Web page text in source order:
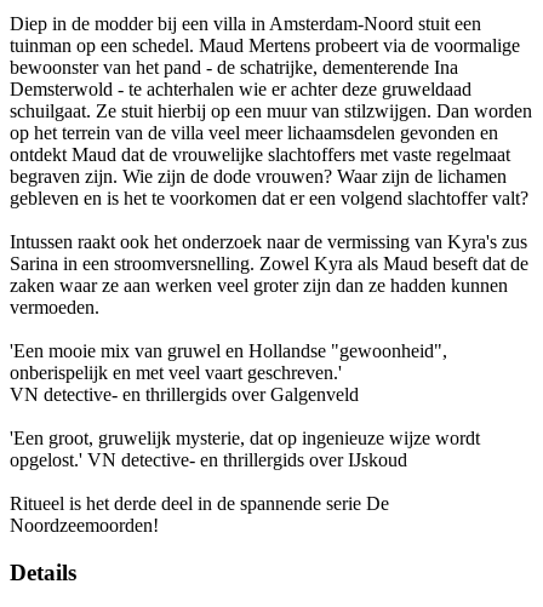
Diep in de modder bij een villa in Amsterdam-Noord stuit een
tuinman op een schedel. Maud Mertens probeert via de voormalige
bewoonster van het pand - de schatrijke, dementerende Ina
Demsterwold - te achterhalen wie er achter deze gruweldaad
schuilgaat. Ze stuit hierbij op een muur van stilzwijgen. Dan worden
op het terrein van de villa veel meer lichaamsdelen gevonden en
ontdekt Maud dat de vrouwelijke slachtoffers met vaste regelmaat
begraven zijn. Wie zijn de dode vrouwen? Waar zijn de lichamen
gebleven en is het te voorkomen dat er een volgend slachtoffer valt?
Intussen raakt ook het onderzoek naar de vermissing van Kyra's zus
Sarina in een stroomversnelling. Zowel Kyra als Maud beseft dat de
zaken waar ze aan werken veel groter zijn dan ze hadden kunnen
vermoeden.
'Een mooie mix van gruwel en Hollandse "gewoonheid",
onberispelijk en met veel vaart geschreven.'
VN detective- en thrillergids over Galgenveld
'Een groot, gruwelijk mysterie, dat op ingenieuze wijze wordt
opgelost.' VN detective- en thrillergids over IJskoud
Ritueel is het derde deel in de spannende serie De
Noordzeemoorden!
Details